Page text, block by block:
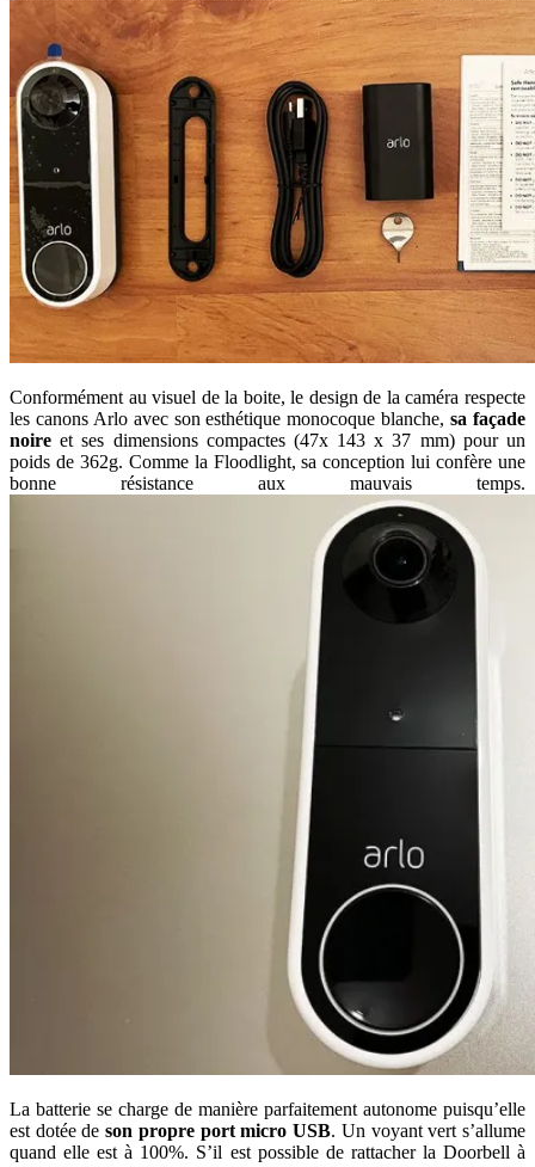
Conformément au visuel de la boite, le design de la caméra respecte
les canons Arlo avec son esthétique monocoque blanche,sa façade
noire et ses dimensions compactes (47x 143 x 37 mm) pour un
poids de 362g. Comme la Floodlight, sa conception lui confère une
bonne résistance aux mauvais temps.
La batterie se charge de manière parfaitement autonome puisqu’elle
est dotée deson propre port micro USB. Un voyant vert s’allume
quand elle est à 100%. S’il est possible de rattacher la Doorbell à